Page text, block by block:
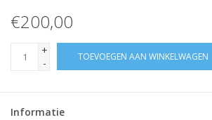
€200,00
+
-
TOEVOEGEN AAN WINKELWAGEN
Informatie